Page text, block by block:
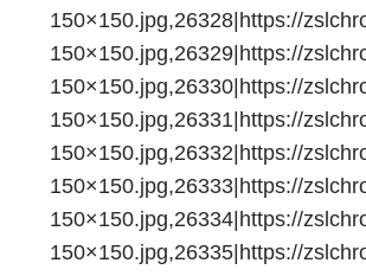
150×150.jpg,26328|https://
150×150.jpg,26329|https://
150×150.jpg,26330|https://
150×150.jpg,26331|https://
150×150.jpg,26332|https://
150×150.jpg,26333|https://
150×150.jpg,26334|https://
150×150.jpg,26335|https://